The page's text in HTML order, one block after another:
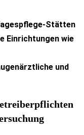
Stätten
Einrichtungen wie
und